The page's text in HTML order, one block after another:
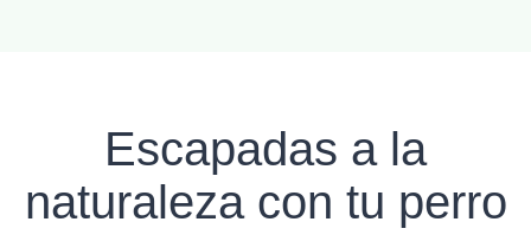
Escapadas a la
naturaleza con tu perro